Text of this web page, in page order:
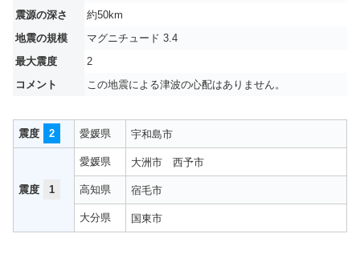
震源の深さ
約50km
地震の規模
マグニチュード 3.4
最大震度
2
コメント
この地震による津波の心配はありません。
震度 2 愛媛県 宇和島市
震度 1
愛媛県 大洲市 西予市
高知県 宿毛市
大分県 国東市